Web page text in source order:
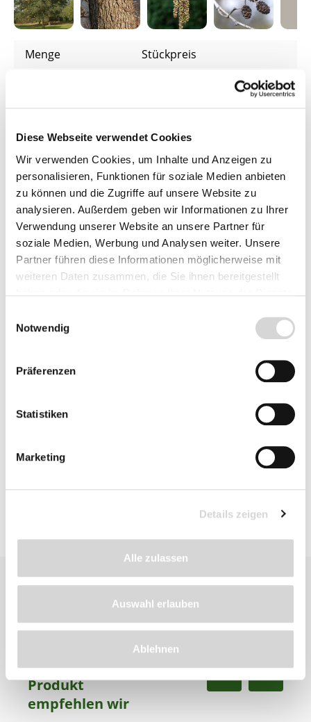
Diese Webseite verwendet Cookies
Wir verwenden Cookies, um Inhalte und Anzeigen zu
personalisieren, Funktionen für soziale Medien anbieten
zu können und die Zugriffe auf unsere Website zu
analysieren. Außerdem geben wir Informationen zu Ihrer
Verwendung unserer Website an unsere Partner für
soziale Medien, Werbung und Analysen weiter. Unsere
Partner führen diese Informationen möglicherweise mit
weiteren Daten zusammen, die Sie ihnen bereitgestellt
Notwendig
Präferenzen
Statistiken
Marketing
Details zeigen
Alle zulassen
Auswahl erlauben
Ablehnen
Menge Stückpreis
ab10 2,89 €*
ab200 2,59 €*
ab 400 2,49 €*
Preise inkl. MwSt.zzgl. Versandkosten
Nicht lieferbar
Herkunft
Fragen zum Artikel
Bewertungen
Zu diesem
Produkt
empfehlen wir